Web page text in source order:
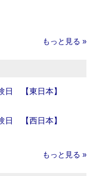
もっと見る »
日 【東日本】
日 【西日本】
もっと見る »